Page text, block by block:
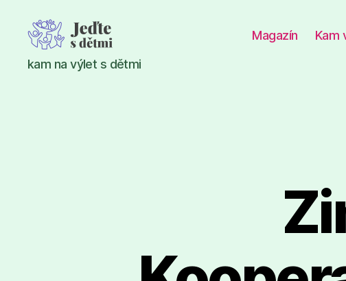
Jeďte
s
kam na výlet s dětmi
Magazín Kam